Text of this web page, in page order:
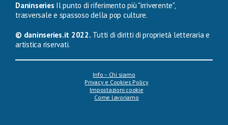
Daninseries Il punto di riferimento più "irriverente",
trasversale e spassoso della pop culture.
© daninseries.it 2022. Tutti di diritti di proprietà letteraria e
artistica riservati.
Info – Chi siamo
Privacy e Cookies Policy
Impostazioni cookie
Come lavoriamo